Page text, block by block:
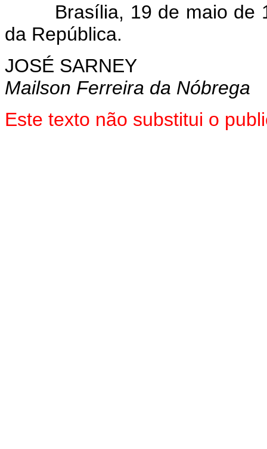
Brasília, 19 de maio de
da República.
JOSÉ SARNEY
Mailson Ferreira da Nóbrega
Este texto não substitui o